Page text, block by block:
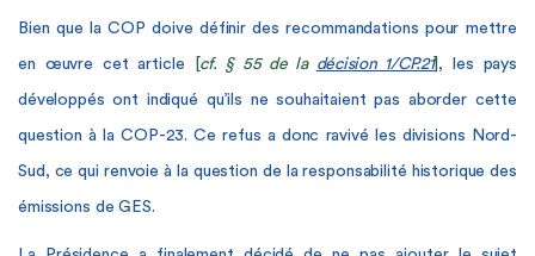
Bien que la COP doive définir des recommandations pour mettre
en œuvre cet article cf. § 55 de la décision 1/CP.21] , les pays
développés ont indiqué qu’ils ne souhaitaient pas aborder cette
question à la COP-23. Ce refus a donc ravivé les divisions Nord-
Sud, ce qui renvoie à la question de la responsabilité historique des
émissions de GES.